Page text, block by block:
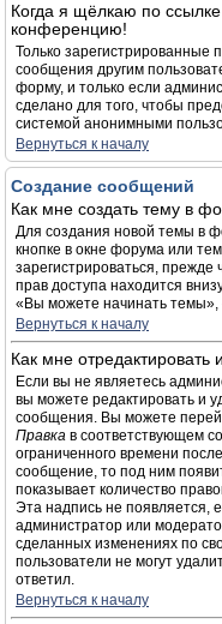
Когда я щёлкаю по
конференцию!
Только зарегистрированные
сообщения другим
форму, и только если
сделано для того, чтобы
системой анонимными
Вернуться к началу
Создание сообщений
Как мне создать тему в
Для создания новой темы в
кнопке в окне форума или
зарегистрироваться,
прав доступа находится
«Вы можете начинать темы»,
Вернуться к началу
Как мне
Если вы не являетесь
вы можете редактировать и
сообщения. Вы можете
Правка в соответствующем
ограниченного времени
сообщение, то под ним
показывает количество
Эта надпись не появляется,
администратор или
сделанных изменениях по
пользователи не могут
ответил.
Вернуться к началу